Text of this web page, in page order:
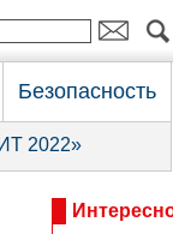
Безопасность
2022»